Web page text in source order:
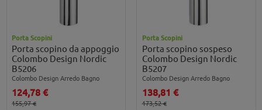
Porta Scopini
Porta scopino da appoggio
Colombo Design Nordic
B5206
Colombo Design Arredo Bagno
124,78 €
155,97 €
Porta Scopini
Porta scopino sospeso
Colombo Design Nordic
B5207
Colombo Design Arredo Bagno
138,81 €
173,52 €